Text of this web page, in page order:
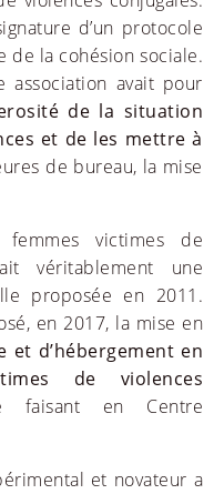
d’un protocole
de la cohésion sociale.
association avait pour
de la situation
et de les mettre à
de bureau, la mise
victimes de
véritablement une
proposée en 2011.
en 2017, la mise en
et d’hébergement en
de violences
en Centre
et novateur a